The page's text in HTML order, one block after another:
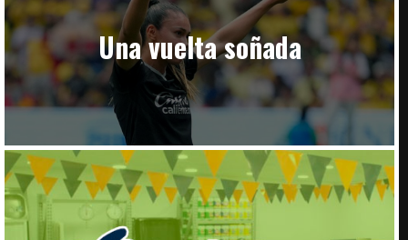
Una vuelta soñada